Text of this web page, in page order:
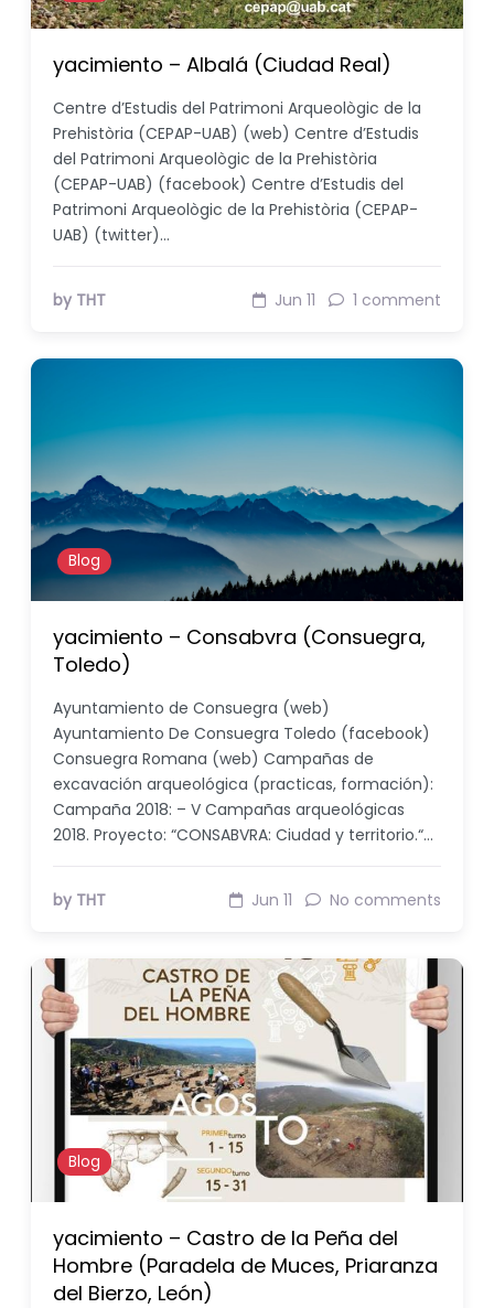
yacimiento – Albalá (Ciudad Real)
Centre d’Estudis del Patrimoni Arqueològic de la
Prehistòria (CEPAP-UAB) (web) Centre d’Estudis
del Patrimoni Arqueològic de la Prehistòria
(CEPAP-UAB) (facebook) Centre d’Estudis del
Patrimoni Arqueològic de la Prehistòria (CEPAP-
UAB) (twitter)…
by THT Jun 11 1 comment
Blog
yacimiento – Consabvra (Consuegra,
Toledo)
Ayuntamiento de Consuegra (web)
Ayuntamiento De Consuegra Toledo (facebook)
Consuegra Romana (web) Campañas de
excavación arqueológica (practicas, formación):
Campaña 2018: – V Campañas arqueológicas
2018. Proyecto: “CONSABVRA: Ciudad y territorio.“…
by THT Jun 11 No comments
Blog
yacimiento – Castro de la Peña del
Hombre (Paradela de Muces, Priaranza
del Bierzo, León)